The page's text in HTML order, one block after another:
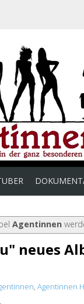
Agentinnen
neues
Agentinnen